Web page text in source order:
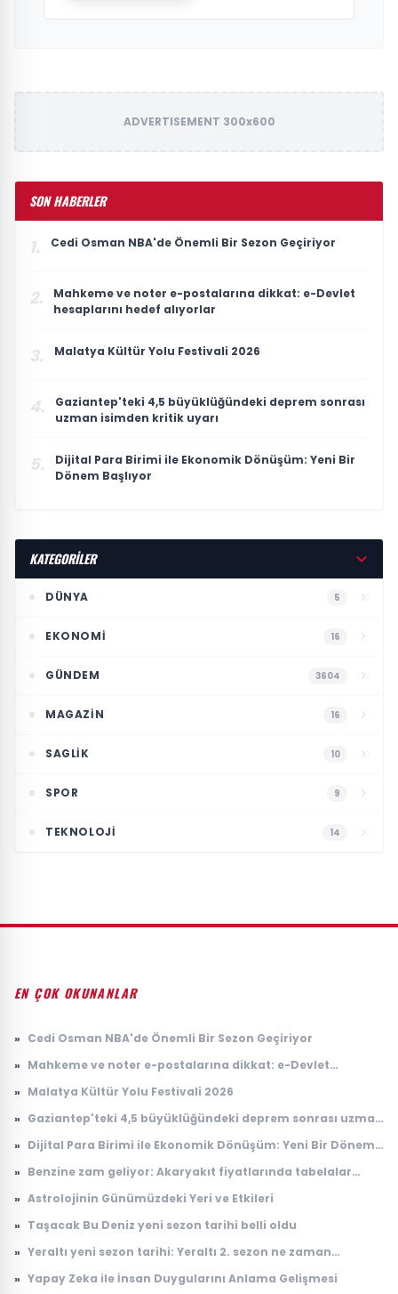
ADVERTISEMENT 300x600
SON HABERLER
1. Cedi Osman NBA'de Önemli Bir Sezon Geçiriyor
2.
Mahkeme ve noter e-postalarına dikkat: e-Devlet
hesaplarını hedef alıyorlar
3. Malatya Kültür Yolu Festivali 2026
4.
Gaziantep'teki 4,5 büyüklüğündeki deprem sonrası
uzman isimden kritik uyarı
5.
Dijital Para Birimi ile Ekonomik Dönüşüm: Yeni Bir
Dönem Başlıyor
KATEGORİLER
DÜNYA 5
EKONOMI 16
GÜNDEM 3604
MAGAZIN 16
SAGLIK 10
SPOR 9
TEKNOLOJI 14
EN ÇOK OKUNANLAR
» Cedi Osman NBA'de Önemli Bir Sezon Geçiriyor
» Mahkeme ve noter e-postalarına dikkat: e-Devlet
» Malatya Kültür Yolu Festivali 2026
» Gaziantep'teki 4,5 büyüklüğündeki deprem sonrası uzman
» Dijital Para Birimi ile Ekonomik Dönüşüm: Yeni Bir Dönem
» Benzine zam geliyor: Akaryakıt fiyatlarında tabelalar
» Astrolojinin Günümüzdeki Yeri ve Etkileri
» Taşacak Bu Deniz yeni sezon tarihi belli oldu
» Yeraltı yeni sezon tarihi: Yeraltı 2. sezon ne zaman
» Yapay Zeka ile İnsan Duygularını Anlama Gelişmesi